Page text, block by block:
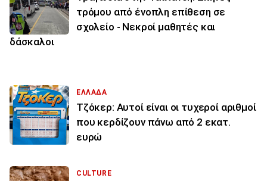
τρόμου από ένοπλη επίθεση σε
σχολείο - Νεκροί μαθητές και
δάσκαλοι
ΕΛΛΑΔΑ
Τζόκερ: Αυτοί είναι οι τυχεροί αριθμοί
που κερδίζουν πάνω από 2 εκατ.
ευρώ
CULTURE